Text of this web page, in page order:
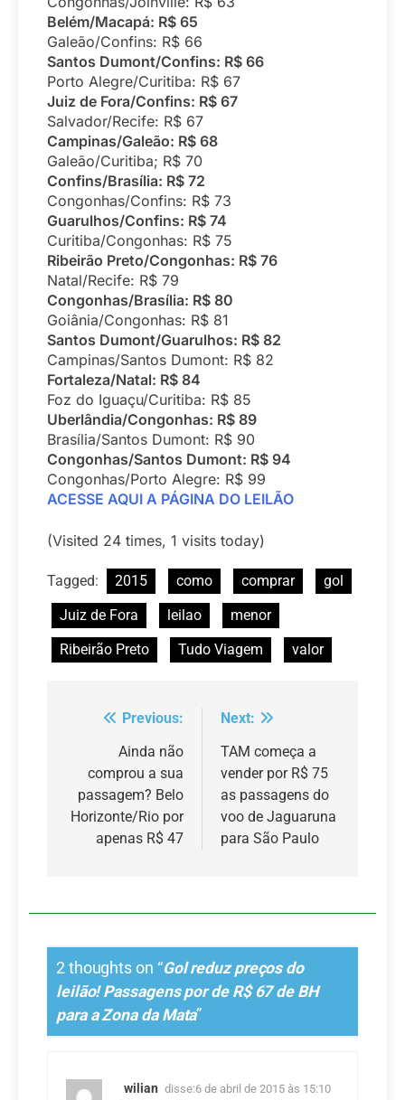
Belém/Macapá: R$ 65
Galeão/Confins: R$ 66
Santos Dumont/Confins: R$ 66
Porto Alegre/Curitiba: R$ 67
Juiz de Fora/Confins: R$ 67
Salvador/Recife: R$ 67
Campinas/Galeão: R$ 68
Galeão/Curitiba; R$ 70
Confins/Brasília: R$ 72
Congonhas/Confins: R$ 73
Guarulhos/Confins: R$ 74
Curitiba/Congonhas: R$ 75
Ribeirão Preto/Congonhas: R$ 76
Natal/Recife: R$ 79
Congonhas/Brasília: R$ 80
Goiânia/Congonhas: R$ 81
Santos Dumont/Guarulhos: R$ 82
Campinas/Santos Dumont: R$ 82
Fortaleza/Natal: R$ 84
Foz do Iguaçu/Curitiba: R$ 85
Uberlândia/Congonhas: R$ 89
Brasília/Santos Dumont: R$ 90
Congonhas/Santos Dumont: R$ 94
Congonhas/Porto Alegre: R$ 99
ACESSE AQUI A PÁGINA DO LEILÃO
(Visited 24 times, 1 visits today)
Tagged: 2015 como comprar
gol
Juiz de Fora
leilao
menor
Ribeirão Preto
Tudo Viagem valor
Navegação
Post
Previous:
Ainda não
comprou a sua
passagem? Belo
Horizonte/Rio por
apenas R$ 47
Next:
TAM começa a
vender por R$ 75
as passagens do
voo de Jaguaruna
para São Paulo
2 thoughts on “Gol reduz preços do
leilão! Passagens por de R$ 67 de BH
para a Zona da Mata”
wilian disse:6 de abril de 2015 às 15:10